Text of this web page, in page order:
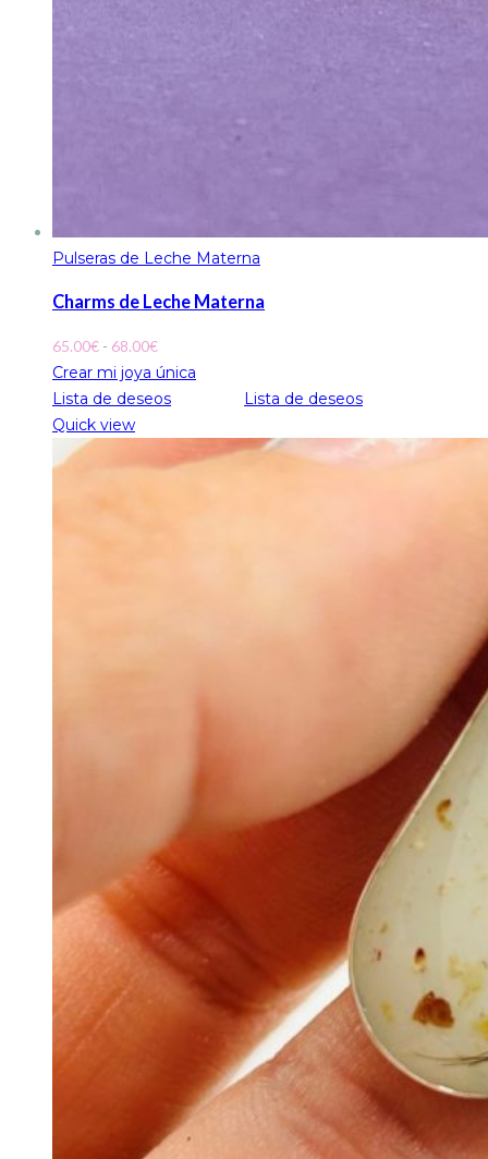
Pulseras de Leche Materna
Charms de Leche Materna
65.00€ - 68.00€Rango
de
precios:
Crear mi joya única
Lista de deseos
Lista de deseos
Quick view